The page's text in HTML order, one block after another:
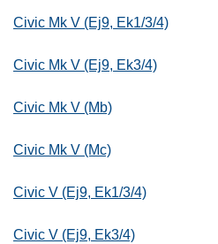
Civic Mk V (Ej9, Ek1/3/4)
Civic Mk V (Ej9, Ek3/4)
Civic Mk V (Mb)
Civic Mk V (Mc)
Civic V (Ej9, Ek1/3/4)
Civic V (Ej9, Ek3/4)